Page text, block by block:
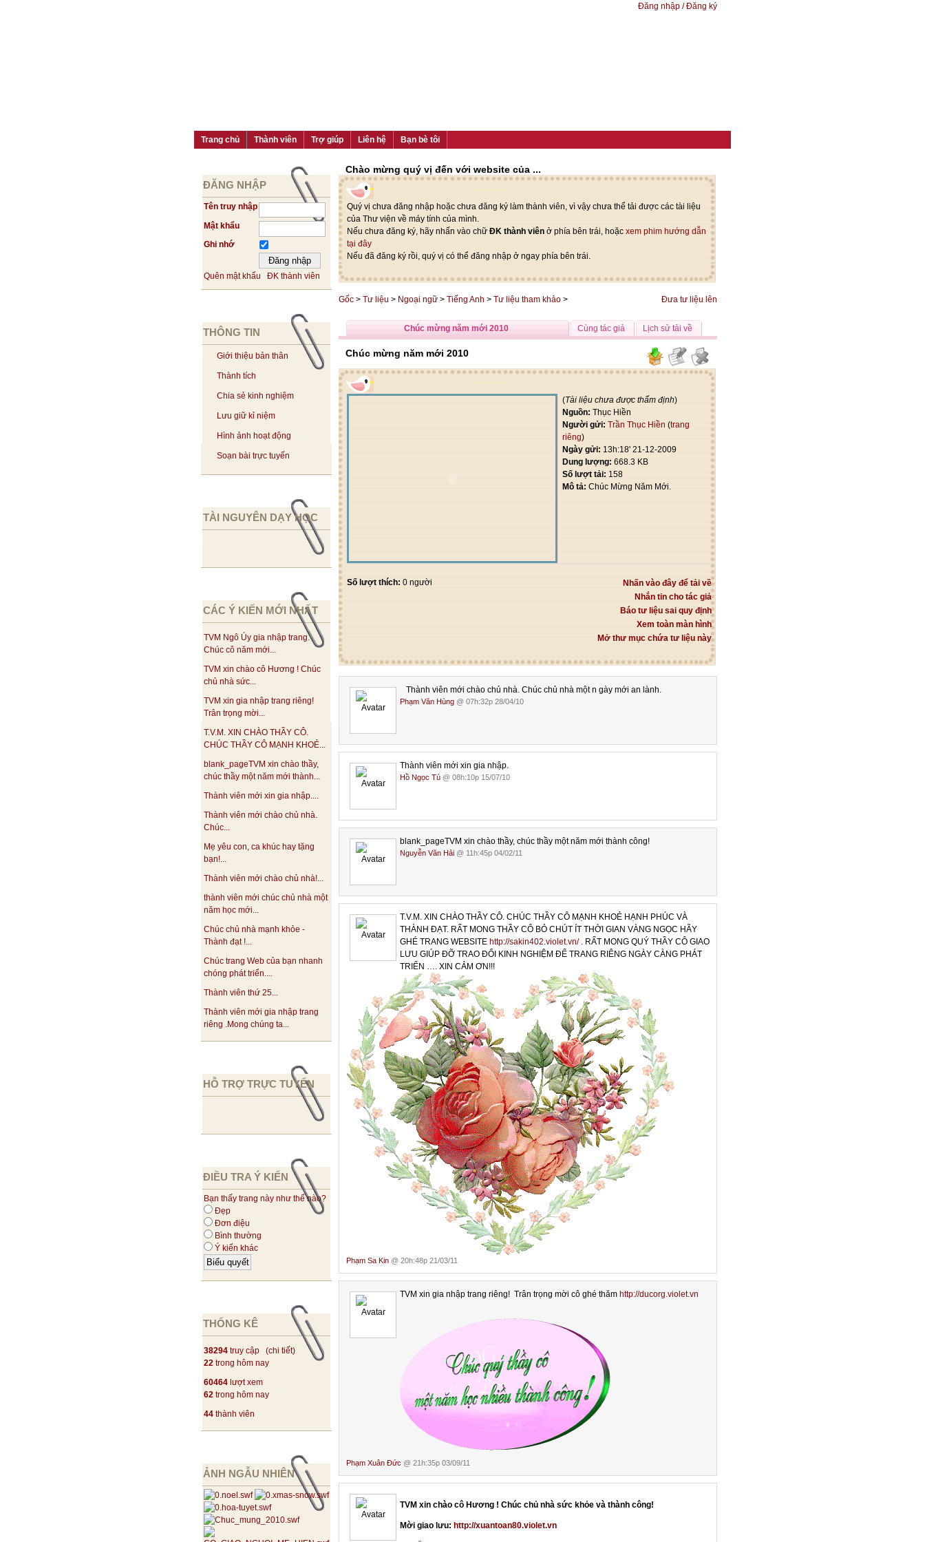
Đăng nhập / Đăng ký
Trang chủ Thành viên Trợ giúp Liên hệ Bạn bè tôi
ĐĂNG NHẬP
Tên truy nhập
Mật khẩu
Ghi nhớ
Quên mật khẩu ĐK thành viên
THÔNG TIN
Giới thiệu bản thân
Thành tích
Chia sẻ kinh nghiệm
Lưu giữ kỉ niệm
Hình ảnh hoạt động
Soạn bài trực tuyến
TÀI NGUYÊN DẠY HỌC
CÁC Ý KIẾN MỚI NHẤT
TVM Ngô Úy gia nhập trang.
Chúc cô năm mới...
TVM xin chào cô Hương ! Chúc
chủ nhà sức...
TVM xin gia nhập trang riêng!
Trân trọng mời...
T.V.M. XIN CHÀO THẦY CÔ.
CHÚC THẦY CÔ MẠNH KHOẺ...
blank_pageTVM xin chào thầy,
chúc thầy một năm mới thành...
Thành viên mới xin gia nhập....
Thành viên mới chào chủ nhà.
Chúc...
Mẹ yêu con, ca khúc hay tặng
bạn!...
Thành viên mới chào chủ nhà!...
thành viên mới chúc chủ nhà một
năm học mới...
Chúc chủ nhà mạnh khỏe -
Thành đạt !...
Chúc trang Web của bạn nhanh
chóng phát triển....
Thành viên thứ 25...
Thành viên mới gia nhập trang
riêng .Mong chúng ta...
HỖ TRỢ TRỰC TUYẾN
ĐIỀU TRA Ý KIẾN
Bạn thấy trang này như thế nào?
Đẹp
Đơn điệu
Bình thường
Ý kiến khác
THỐNG KÊ
38294 truy cập (chi tiết)
22 trong hôm nay
60464 lượt xem
62 trong hôm nay
44 thành viên
ẢNH NGẪU NHIÊN
Chào mừng quý vị đến với website của ...
Quý vị chưa đăng nhập hoặc chưa đăng ký làm thành viên, vì vậy chưa thể tải được các tài liệu
của Thư viện về máy tính của mình.
Nếu chưa đăng ký, hãy nhấn vào chữ ĐK thành viên ở phía bên trái, hoặc xem phim hướng dẫn
tại đây
Nếu đã đăng ký rồi, quý vị có thể đăng nhập ở ngay phía bên trái.
Đưa tư liệu lên
Gốc > Tư liệu > Ngoại ngữ > Tiếng Anh > Tư liệu tham khảo >
Chúc mừng năm mới 2010 Cùng tác giả Lịch sử tải về
Chúc mừng năm mới 2010
(Tài liệu chưa được thẩm định)
Nguồn: Thục Hiền
Người gửi: Trần Thục Hiền (trang
riêng)
Ngày gửi: 13h:18' 21-12-2009
Dung lượng: 668.3 KB
Số lượt tải: 158
Mô tả: Chúc Mừng Năm Mới.
Nhấn vào đây để tải về
Nhắn tin cho tác giả
Báo tư liệu sai quy định
Xem toàn màn hình
Mở thư mục chứa tư liệu này
Số lượt thích: 0 người
Thành viên mới chào chủ nhà. Chúc chủ nhà một n gày mới an lành.
Phạm Văn Hùng @ 07h:32p 28/04/10
Thành viên mới xin gia nhập.
Hồ Ngọc Tú @ 08h:10p 15/07/10
blank_pageTVM xin chào thầy, chúc thầy một năm mới thành công!
Nguyễn Văn Hải @ 11h:45p 04/02/11
T.V.M. XIN CHÀO THẦY CÔ. CHÚC THẦY CÔ MẠNH KHOẺ HẠNH PHÚC VÀ
THÀNH ĐẠT. RẤT MONG THẦY CÔ BỎ CHÚT ÍT THỜI GIAN VÀNG NGỌC HÃY
GHÉ TRANG WEBSITE http://sakin402.violet.vn/. RẤT MONG QUÝ THẦY CÔ GIAO
LƯU GIÚP ĐỠ TRAO ĐỔI KINH NGHIỆM ĐỂ TRANG RIÊNG NGÀY CÀNG PHÁT
TRIỂN …. XIN CẢM ƠN!!!
Phạm Sa Kin @ 20h:48p 21/03/11
TVM xin gia nhập trang riêng! Trân trọng mời cô ghé thăm http://ducorg.violet.vn
Phạm Xuân Đức @ 21h:35p 03/09/11
TVM xin chào cô Hương ! Chúc chủ nhà sức khỏe và thành công!
Mời giao lưu: http://xuantoan80.violet.vn